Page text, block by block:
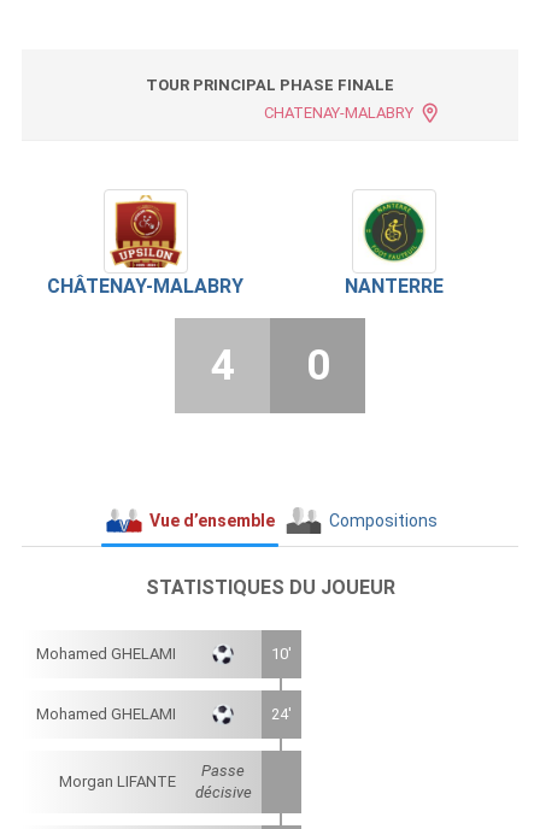
TOUR PRINCIPAL PHASE FINALE
CHATENAY-MALABRY
CHÂTENAY-MALABRY NANTERRE
4 0
Vue d’ensemble Compositions
STATISTIQUES DU JOUEUR
Mohamed GHELAMI 10'
Mohamed GHELAMI 24'
Morgan LIFANTE
Passe
décisive